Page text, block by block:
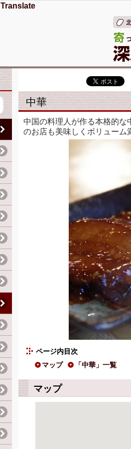
Translate
中華
中国の料理人が作る本格的な
のお店も美味しくボリューム
ページ内目次
マップ
「中華」一覧
マップ